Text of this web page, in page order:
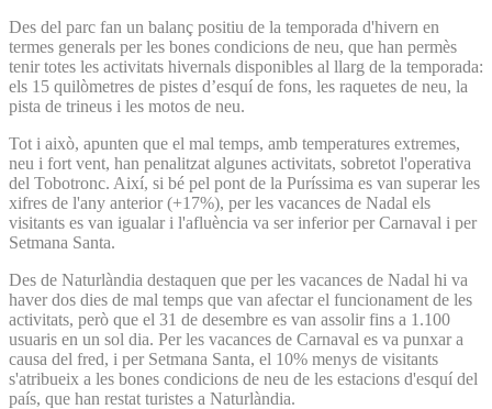
Des del parc fan un balanç positiu de la temporada d'hivern en
termes generals per les bones condicions de neu, que han permès
tenir totes les activitats hivernals disponibles al llarg de la temporada:
els 15 quilòmetres de pistes d’esquí de fons, les raquetes de neu, la
pista de trineus i les motos de neu.
Tot i això, apunten que el mal temps, amb temperatures extremes,
neu i fort vent, han penalitzat algunes activitats, sobretot l'operativa
del Tobotronc. Així, si bé pel pont de la Puríssima es van superar les
xifres de l'any anterior (+17%), per les vacances de Nadal els
visitants es van igualar i l'afluència va ser inferior per Carnaval i per
Setmana Santa.
Des de Naturlàndia destaquen que per les vacances de Nadal hi va
haver dos dies de mal temps que van afectar el funcionament de les
activitats, però que el 31 de desembre es van assolir fins a 1.100
usuaris en un sol dia. Per les vacances de Carnaval es va punxar a
causa del fred, i per Setmana Santa, el 10% menys de visitants
s'atribueix a les bones condicions de neu de les estacions d'esquí del
país, que han restat turistes a Naturlàndia.